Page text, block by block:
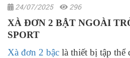
24/07/2025 296
XÀ ĐƠN 2 BẬT NGOÀI
SPORT
Xà đơn 2 bậc là thiết bị tập thể